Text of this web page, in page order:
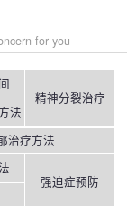
for you
法
精神分裂治疗
治疗方法
强迫症预防